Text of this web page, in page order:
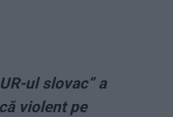
ul slovac” a
violent pe